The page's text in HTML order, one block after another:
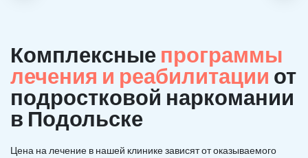
Комплексные программы
лечения и реабилитации от
подростковой наркомании
в Подольске
Цена на лечение в нашей клинике зависят от оказываемого